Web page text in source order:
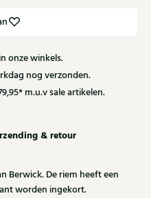
onze winkels.
nog verzonden.
m.u.v sale artikelen.
& retour
Berwick. De riem heeft een
worden ingekort.